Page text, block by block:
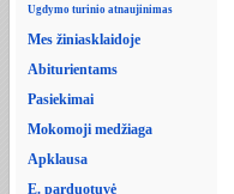
Ugdymo turinio atnaujinimas
Mes žiniasklaidoje
Abiturientams
Pasiekimai
Mokomoji medžiaga
Apklausa
E. parduotuvė